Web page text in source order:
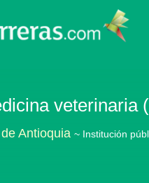
veterinaria
Antioquia ~ Institución